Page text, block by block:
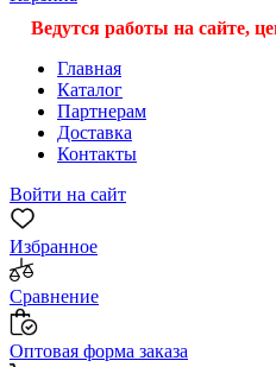
Ведутся работы на сайте,
Главная
Каталог
Партнерам
Доставка
Контакты
Войти на сайт
Избранное
Сравнение
Оптовая форма заказа